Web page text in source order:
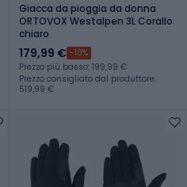
Giacca da pioggia da donna
ORTOVOX Westalpen 3L Corallo
chiaro
179,99 € -10%
Prezzo più basso: 199,99 €
Prezzo consigliato dal produttore:
519,99 €